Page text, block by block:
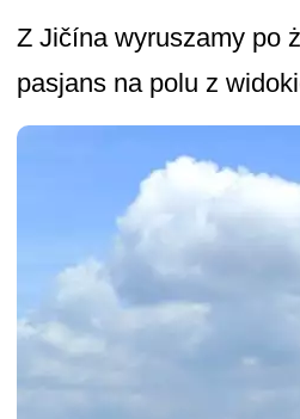
Z Jičína wyruszamy po
pasjans na polu z